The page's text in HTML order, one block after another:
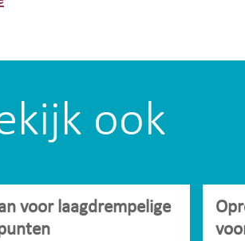
ook
voor laagdrempelige